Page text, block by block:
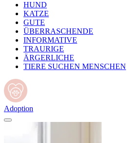
HUND
KATZE
GUTE
ÜBERRASCHENDE
INFORMATIVE
TRAURIGE
ÄRGERLICHE
TIERE SUCHEN MENSCHEN
Adoption